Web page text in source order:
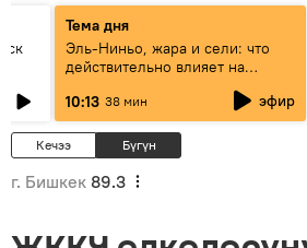
Тема дня
Эль-Ниньо, жара и сели: что
действительно влияет на
10:13 38 мин эфир
Кечээ Бүгүн
г. Бишкек 89.3